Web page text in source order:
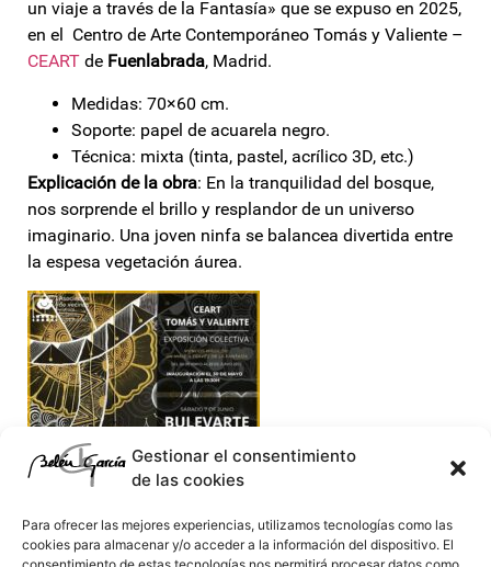
Gestionar el consentimiento
de las cookies
Para ofrecer las mejores experiencias, utilizamos tecnologías como las
cookies para almacenar y/o acceder a la información del dispositivo. El
un viaje a través de la Fantasía» que se expuso en 2025,
en el Centro de Arte Contemporáneo Tomás y Valiente –
CEART de Fuenlabrada, Madrid.
Medidas: 70×60 cm.
Soporte: papel de acuarela negro.
Técnica: mixta (tinta, pastel, acrílico 3D, etc.)
Explicación de la obra: En la tranquilidad del bosque,
nos sorprende el brillo y resplandor de un universo
imaginario. Una joven ninfa se balancea divertida entre
la espesa vegetación áurea.